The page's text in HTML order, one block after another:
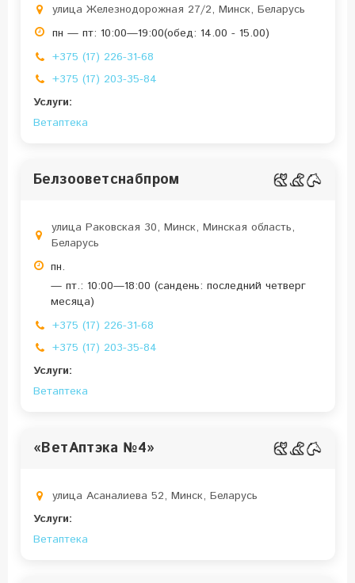
улица Железнодорожная 27/2, Минск, Беларусь
пн — пт: 10:00—19:00(обед: 14.00 - 15.00)
+375 (17) 226-31-68
+375 (17) 203-35-84
Услуги:
Ветаптека
Белзооветснабпром
улица Раковская 30, Минск, Минская область,
Беларусь
пн.
— пт.: 10:00—18:00 (сандень: последний четверг
месяца)
+375 (17) 226-31-68
+375 (17) 203-35-84
Услуги:
Ветаптека
«ВетАптэка №4»
улица Асаналиева 52, Минск, Беларусь
Услуги:
Ветаптека